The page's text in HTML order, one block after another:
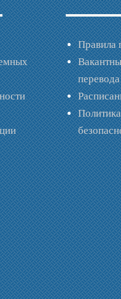
Правила
перевода